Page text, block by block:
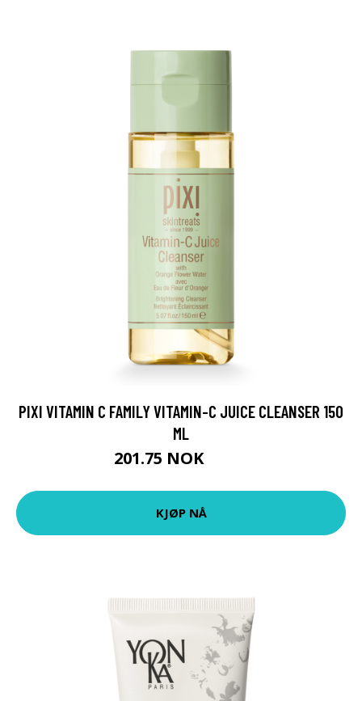
PIXI VITAMIN C FAMILY VITAMIN-C JUICE CLEANSER 150
ML
201.75 NOK
KJØP NÅ